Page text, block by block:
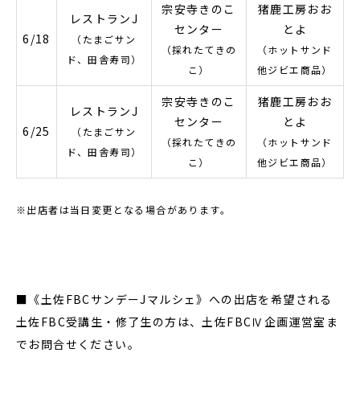
6/18
レストランJ
（たまごサン
ド、田舎寿司）
宗安寺きのこ
センター
（採れたてきの
こ）
猪鹿工房おお
とよ
（ホットサンド
他ジビエ商品）
6/25
レストランJ
（たまごサン
ド、田舎寿司）
宗安寺きのこ
センター
（採れたてきの
こ）
猪鹿工房おお
とよ
（ホットサンド
他ジビエ商品）
※出店者は当日変更となる場合があります。
■《土佐FBCサンデーJマルシェ》への出店を希望される
土佐FBC受講生・修了生の方は、土佐FBCⅣ企画運営室ま
でお問合せください。